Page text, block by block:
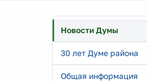
Новости Думы
30 лет Думе района
Общая информация